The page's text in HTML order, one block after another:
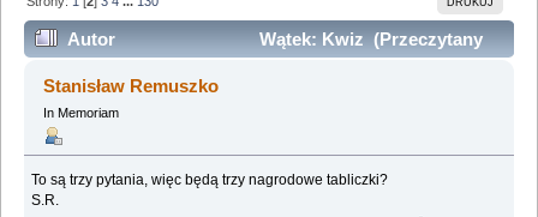
DRUKUJ
Autor
Wątek: Kwiz (Przeczytany
1940658 razy)
Stanisław Remuszko
In Memoriam
To są trzy pytania, więc będą trzy nagrodowe tabliczki?
S.R.